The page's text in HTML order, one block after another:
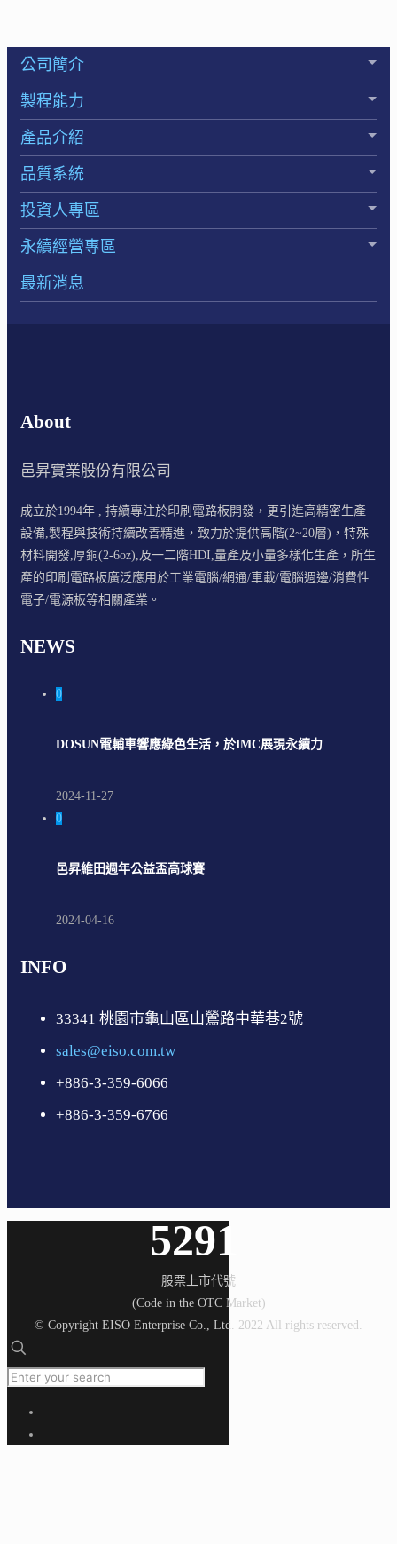
公司簡介
製程能力
產品介紹
品質系統
投資人專區
永續經營專區
最新消息
About
邑昇實業股份有限公司
成立於1994年 , 持續專注於印刷電路板開發，更引進高精密生產
設備,製程與技術持續改善精進，致力於提供高階(2~20層)，特殊
材料開發,厚銅(2-6oz),及一二階HDI,量產及小量多樣化生產，所生
產的印刷電路板廣泛應用於工業電腦/網通/車載/電腦週邊/消費性
電子/電源板等相關產業。
NEWS
0
DOSUN電輔車響應綠色生活，於IMC展現永續力
2024-11-27
0
邑昇維田週年公益盃高球賽
2024-04-16
INFO
33341 桃園市龜山區山鶯路中華巷2號
sales@eiso.com.tw
+886-3-359-6066
+886-3-359-6766
5291
股票上市代號
(Code in the OTC Market)
© Copyright EISO Enterprise Co., Ltd. 2022 All rights reserved.